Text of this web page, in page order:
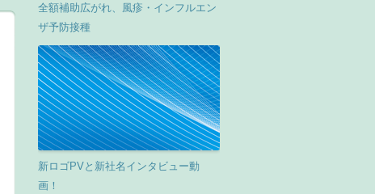
全額補助広がれ、風疹・インフルエン
ザ予防接種
新ロゴPVと新社名インタビュー動
画！